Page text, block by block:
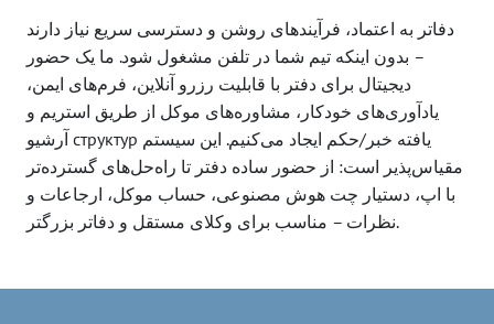
دفاتر به اعتماد، فرآیندهای روشن و دسترسی سریع نیاز دارند
– بدون اینکه تیم شما در تلفن مشغول شود. ما یک حضور
دیجیتال برای دفتر با قابلیت رزرو آنلاین، فرم‌های ایمن،
یادآوری‌های خودکار، مشاوره‌های موکل از طریق استریم و
آرشیو структур یافته خبر/حکم ایجاد می‌کنیم. این سیستم
مقیاس‌پذیر است: از حضور ساده دفتر تا راه‌حل‌های گسترده‌تر
با اپ، دستیار چت هوش مصنوعی، حساب موکل، ارجاعات و
نظرات – مناسب برای وکلای مستقل و دفاتر بزرگتر.